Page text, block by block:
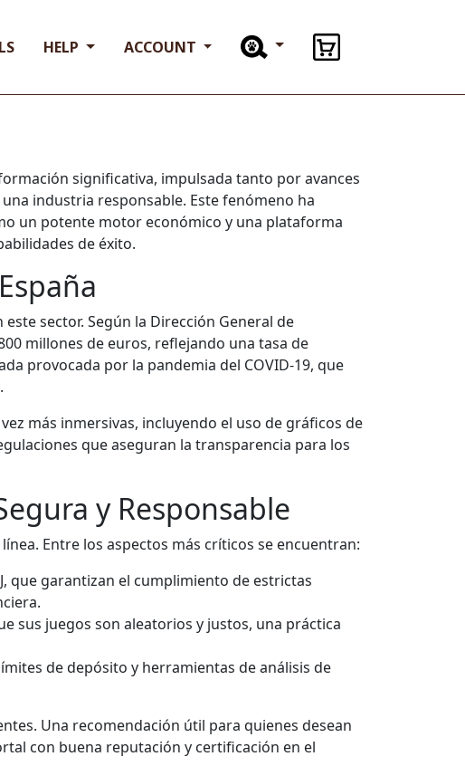
HELP ACCOUNT
significativa, impulsada tanto por avances
industria responsable. Este fenómeno ha
un potente motor económico y una plataforma
de éxito.
sector. Según la Dirección General de
millones de euros, reflejando una tasa de
provocada por la pandemia del COVID-19, que
más inmersivas, incluyendo el uso de gráficos de
que aseguran la transparencia para los
y Responsable
Entre los aspectos más críticos se encuentran:
que garantizan el cumplimiento de estrictas
sus juegos son aleatorios y justos, una práctica
de depósito y herramientas de análisis de
Una recomendación útil para quienes desean
con buena reputación y certificación en el